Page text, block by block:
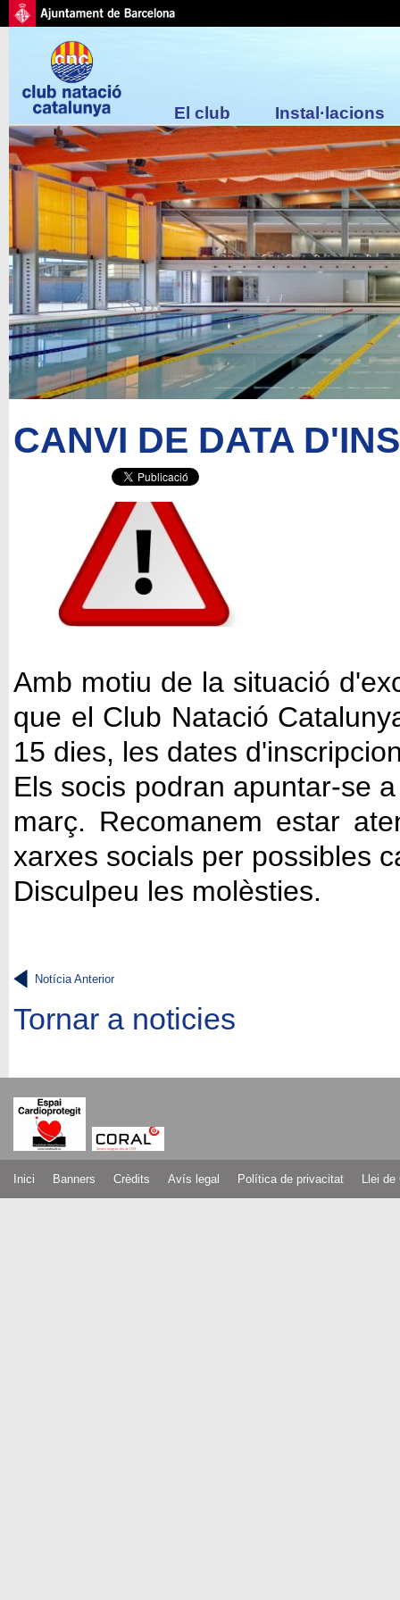
El club Instal·lacions
CANVI DE DATA
Amb motiu de la situació
que el Club Natació
15 dies, les dates
Els socis podran apuntar-se
març. Recomanem estar
xarxes socials per possibles
Disculpeu les molèsties.
Notícia Anterior
Tornar a noticies
Inici Banners Crèdits Avís legal Política de privacitat Llei de